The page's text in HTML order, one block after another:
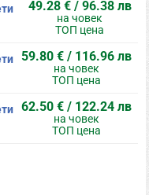
49.28 € / 96.38 лв
на човек
ТОП цена
59.80 € / 116.96 лв
на човек
ТОП цена
62.50 € / 122.24 лв
на човек
ТОП цена